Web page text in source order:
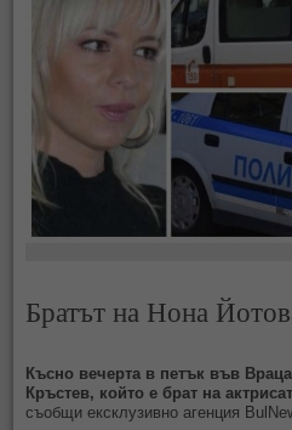
Братът на Нона
Късно вечерта в петък във
Кръстев, който е брат на
съобщи ексклузивно агенция